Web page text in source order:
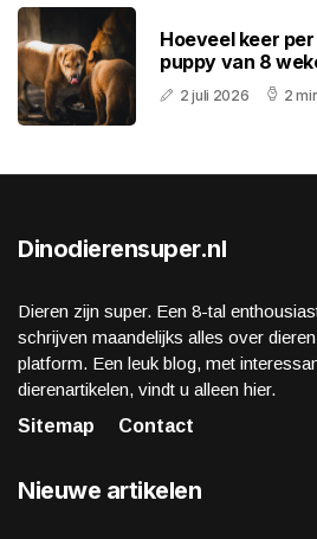
Hoeveel keer
puppy van 8
2 juli 2026 2
Dinodierensuper.nl
Dieren zijn super. Een 8-tal
schrijven maandelijks alles over
platform. Een leuk blog, met
dierenartikelen, vindt u alleen hier.
Sitemap
Contact
Nieuwe artikelen